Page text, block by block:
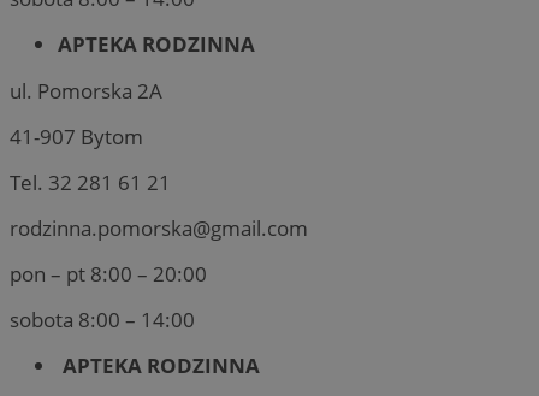
APTEKA RODZINNA
ul. Pomorska 2A
41-907 Bytom
Tel. 32 281 61 21
rodzinna.pomorska@gmail.com
pon – pt 8:00 – 20:00
sobota 8:00 – 14:00
APTEKA RODZINNA